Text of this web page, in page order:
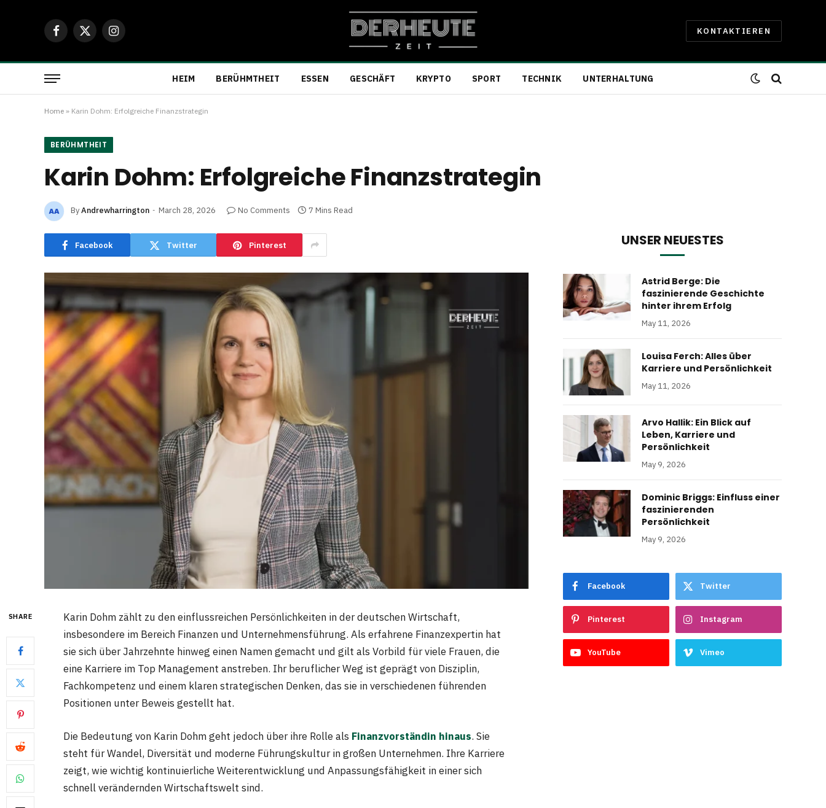
Facebook
X
Instagram KONTAKTIEREN
HEIM BERÜHMTHEIT ESSEN GESCHÄFT KRYPTO SPORT TECHNIK UNTERHALTUNG
Home » Karin Dohm: Erfolgreiche Finanzstrategin
BERÜHMTHEIT
Karin Dohm: Erfolgreiche Finanzstrategin
ByAndrewharrington March 28, 2026 No Comments 7 Mins Read
Facebook Twitter Pinterest
SHARE
Karin Dohm zählt zu den einflussreichen Persönlichkeiten in der deutschen Wirtschaft,
insbesondere im Bereich Finanzen und Unternehmensführung. Als erfahrene Finanzexpertin hat
sie sich über Jahrzehnte hinweg einen Namen gemacht und gilt als Vorbild für viele Frauen, die
eine Karriere im Top Management anstreben. Ihr beruflicher Weg ist geprägt von Disziplin,
Fachkompetenz und einem klaren strategischen Denken, das sie in verschiedenen führenden
Positionen unter Beweis gestellt hat.
Die Bedeutung von Karin Dohm geht jedoch über ihre Rolle als Finanzvorständin hinaus. Sie
steht für Wandel, Diversität und moderne Führungskultur in großen Unternehmen. Ihre Karriere
zeigt, wie wichtig kontinuierliche Weiterentwicklung und Anpassungsfähigkeit in einer sich
schnell verändernden Wirtschaftswelt sind.
UNSER NEUESTES
Astrid Berge: Die
faszinierende Geschichte
hinter ihrem Erfolg
May 11, 2026
Louisa Ferch: Alles über
Karriere und Persönlichkeit
May 11, 2026
Arvo Hallik: Ein Blick auf
Leben, Karriere und
Persönlichkeit
May 9, 2026
Dominic Briggs: Einfluss einer
faszinierenden
Persönlichkeit
May 9, 2026
Facebook Twitter
Pinterest Instagram
YouTube Vimeo